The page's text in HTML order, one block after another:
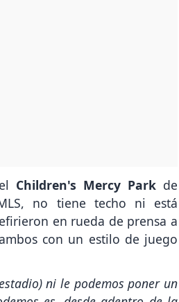
Children's Mercy Parkde
no tiene techo ni está
en rueda de prensa a
con un estilo de juego
ni le podemos poner un